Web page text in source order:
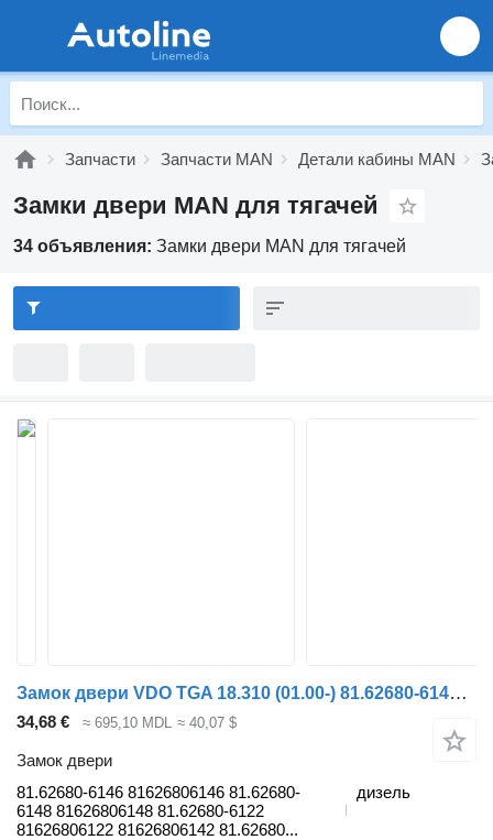
Запчасти Запчасти MAN Детали кабины MAN
Замки двери MAN для тягачей
34 объявления: Замки двери MAN для тягачей
Замок двери VDO TGA 18.310 (01.00-) 81.62680-6146 для тягача MAN 4-series, TGA (1993-2009)
34,68 € ≈ 695,10 MDL ≈ 40,07 $
Замок двери
81.62680-6146 81626806146 81.62680-
6148 81626806148 81.62680-6122
81626806122 81626806142 81.62680...
дизель